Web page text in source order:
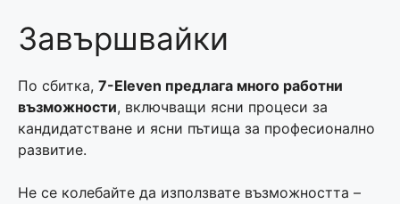
Завършвайки
По сбитка, 7-Eleven предлага много работни
възможности, включващи ясни процеси за
кандидатстване и ясни пътища за професионално
развитие.
Не се колебайте да използвате възможността –